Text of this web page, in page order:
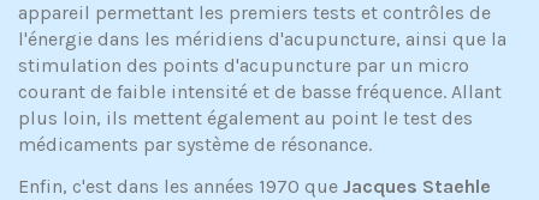
appareil permettant les premiers tests et contrôles de
l'énergie dans les méridiens d'acupuncture, ainsi que la
stimulation des points d'acupuncture par un micro
courant de faible intensité et de basse fréquence. Allant
plus loin, ils mettent également au point le test des
médicaments par système de résonance.
Enfin, c'est dans les années 1970 que Jacques Staehle